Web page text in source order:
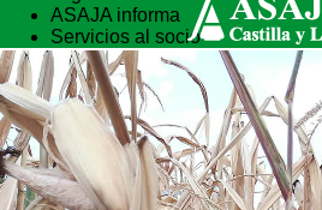
ASAJA informa
Servicios al socio
Vida rural
Formación